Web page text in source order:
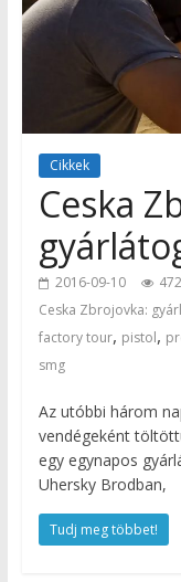
Cikkek
Ceska
2016-09-10
Ceska Zbrojovka:
factory tour, pistol,
smg
Az utóbbi három
vendégeként
egy egynapos
Uhersky Brodban,
Tudj meg többet!